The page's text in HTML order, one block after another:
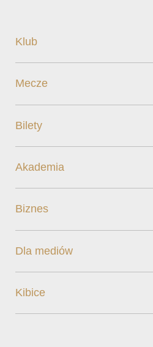
Klub
Mecze
Bilety
Akademia
Biznes
Dla mediów
Kibice